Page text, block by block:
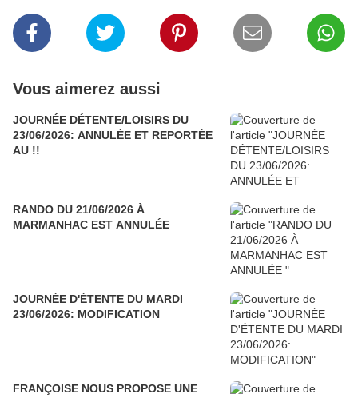
Vous aimerez aussi
JOURNÉE DÉTENTE/LOISIRS DU
23/06/2026: ANNULÉE ET REPORTÉE
AU !!
RANDO DU 21/06/2026 À
MARMANHAC EST ANNULÉE
JOURNÉE D'ÉTENTE DU MARDI
23/06/2026: MODIFICATION
FRANÇOISE NOUS PROPOSE UNE